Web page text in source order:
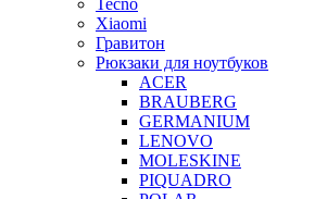
Tecno
Xiaomi
Гравитон
Рюкзаки для ноутбуков
ACER
BRAUBERG
GERMANIUM
LENOVO
MOLESKINE
PIQUADRO